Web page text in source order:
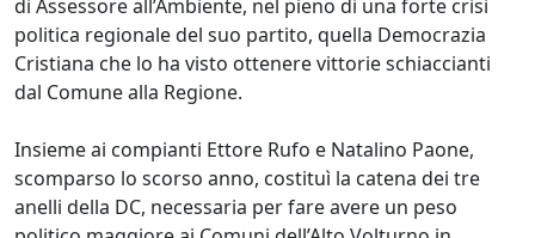
di Assessore all’Ambiente, nel pieno di una forte crisi
politica regionale del suo partito, quella Democrazia
Cristiana che lo ha visto ottenere vittorie schiaccianti
dal Comune alla Regione.
Insieme ai compianti Ettore Rufo e Natalino Paone,
scomparso lo scorso anno, costituì la catena dei tre
anelli della DC, necessaria per fare avere un peso